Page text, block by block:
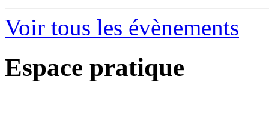
Voir tous les évènements
Espace pratique